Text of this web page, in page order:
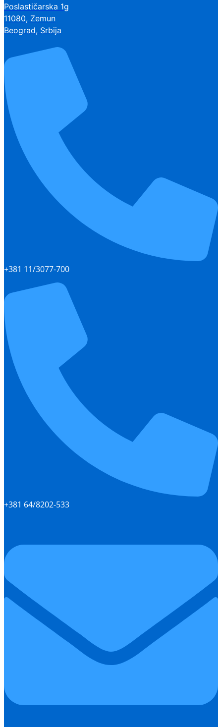
Poslastičarska 1g
11080, Zemun
Beograd, Srbija
+381 11/3077-700
+381 64/8202-533